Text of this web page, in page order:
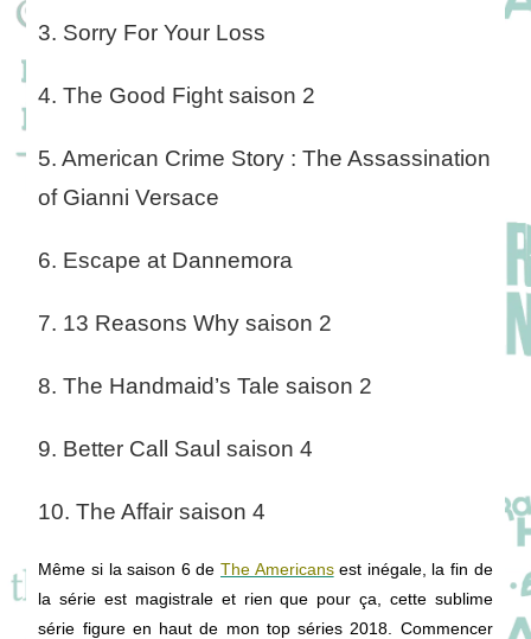
3. Sorry For Your Loss
4.The Good Fight saison 2
5. American Crime Story : The Assassination
of Gianni Versace
6. Escape at Dannemora
7. 13 Reasons Why saison 2
8. The Handmaid’s Tale saison 2
9. Better Call Saul saison 4
10.The Affair saison 4
Même si la saison 6 de The Americansest inégale, la fin de
la série est magistrale et rien que pour ça, cette sublime
série figure en haut de mon top séries 2018. Commencer